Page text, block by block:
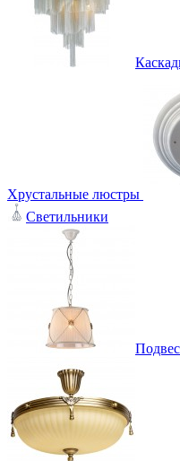
Хрустальные люстры
Светильники